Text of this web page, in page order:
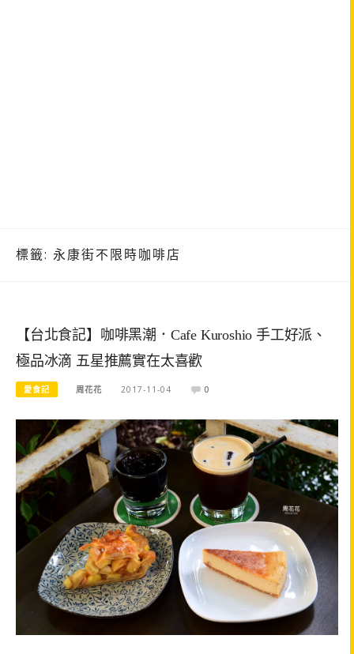
標籤: 永康街不限時咖啡店
【台北食記】咖啡黑潮．Cafe Kuroshio 手工好派、
極品冰滴 五星推薦實在太喜歡
愛食記 周花花 2017-11-04 0